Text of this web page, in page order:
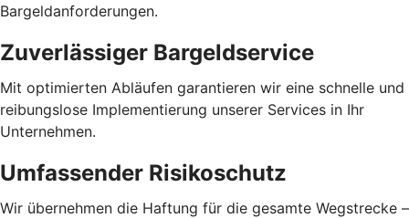
Bargeldanforderungen.
Zuverlässiger Bargeldservice
Mit optimierten Abläufen garantieren wir eine schnelle und
reibungslose Implementierung unserer Services in Ihr
Unternehmen.
Umfassender Risikoschutz
Wir übernehmen die Haftung für die gesamte Wegstrecke –